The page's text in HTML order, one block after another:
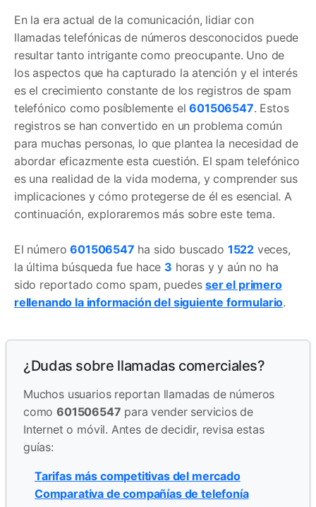
En la era actual de la comunicación, lidiar con
llamadas telefónicas de números desconocidos puede
resultar tanto intrigante como preocupante. Uno de
los aspectos que ha capturado la atención y el interés
es el crecimiento constante de los registros de spam
telefónico como posíblemente el601506547. Estos
registros se han convertido en un problema común
para muchas personas, lo que plantea la necesidad de
abordar eficazmente esta cuestión. El spam telefónico
es una realidad de la vida moderna, y comprender sus
implicaciones y cómo protegerse de él es esencial. A
continuación, exploraremos más sobre este tema.
El número601506547 ha sido buscado 1522veces,
la última búsqueda fue hace 3 horas y y aún no ha
sido reportado como spam, puedesser el primero
rellenando la información del siguiente formulario.
¿Dudas sobre llamadas comerciales?
Muchos usuarios reportan llamadas de números
como601506547 para vender servicios de
Internet o móvil. Antes de decidir, revisa estas
guías:
Tarifas más competitivas del mercado
Comparativa de compañías de telefonía